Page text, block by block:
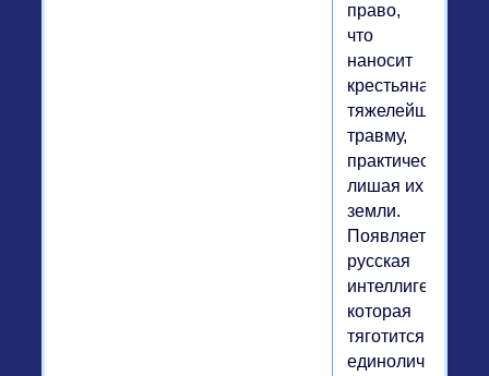
право,
что
наносит
крестьянам
тяжелейшую
травму,
практически
лишая их
земли.
Появляется
русская
интеллигенция,
которая
тяготится
единоличной